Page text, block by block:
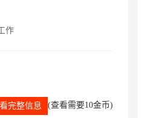
作
完整信息 (查看需要10金币)